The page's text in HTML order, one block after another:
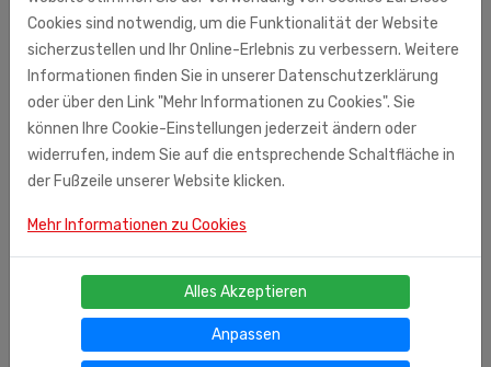
Aroniasaftkonzentrat 1,7%, Zucker, Säuerungsregulator:
Zitronensäure, Aroma (Granatapfel)Durchschnittliche
Nährwertangaben pro 100 ml: Brennwert: 201 kJ / 48 kcal
Fett: 0,00 g (davon gesättigteFettsäuren: 0,00 g)
Kohlenhydrate: 12,0 g (davon Zucker: 12,0 g) Eiweiß: 0,00 g
Salz: 0,01g
SLCO GmbH & Co.KG
95512 Neudrossenfeld
Cookies sind notwendig, um die Funktionalität der Website
sicherzustellen und Ihr Online-Erlebnis zu verbessern. Weitere
Informationen finden Sie in unserer Datenschutzerklärung
oder über den Link "Mehr Informationen zu Cookies". Sie
können Ihre Cookie-Einstellungen jederzeit ändern oder
widerrufen, indem Sie auf die entsprechende Schaltfläche in
der Fußzeile unserer Website klicken.
Mehr Informationen zu Cookies
Alles Akzeptieren
Anpassen